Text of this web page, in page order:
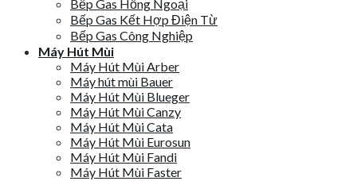
Bếp Gas Hồng Ngoại
Bếp Gas Kết Hợp Điện Từ
Bếp Gas Công Nghiệp
Máy Hút Mùi
Máy Hút Mùi Arber
Máy hút mùi Bauer
Máy Hút Mùi Blueger
Máy Hút Mùi Canzy
Máy Hút Mùi Cata
Máy Hút Mùi Eurosun
Máy Hút Mùi Fandi
Máy Hút Mùi Faster